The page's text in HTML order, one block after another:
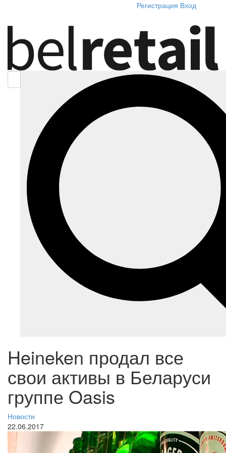
Регистрация Вход
Heineken продал все
свои активы в Беларуси
группе Oasis
Новости
22.06.2017